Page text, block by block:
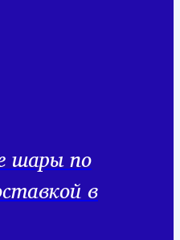
шары по
в